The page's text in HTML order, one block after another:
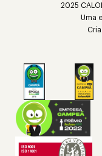
2025
Uma